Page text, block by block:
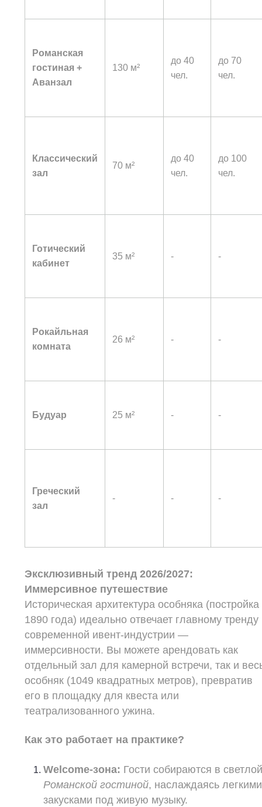
Романская
гостиная +
Аванзал
130 м²
до 40
чел.
до 70
чел.
Классический
зал
70 м²
до 40
чел.
до 100
чел.
Готический
кабинет
35 м² - -
Рокайльная
комната
26 м² - -
Будуар 25 м² - -
Греческий
зал
- - -
Эксклюзивный тренд 2026/2027:
Иммерсивное путешествие
Историческая архитектура особняка (постройка
1890 года) идеально отвечает главному тренду
современной ивент-индустрии —
иммерсивности. Вы можете арендовать как
отдельный зал для камерной встречи, так и
особняк (1049 квадратных метров), превратив
его в площадку для квеста или
театрализованного ужина.
Как это работает на практике?
Welcome-зона: Гости собираются в
Романской гостиной, наслаждаясь легкими
закусками под живую музыку.